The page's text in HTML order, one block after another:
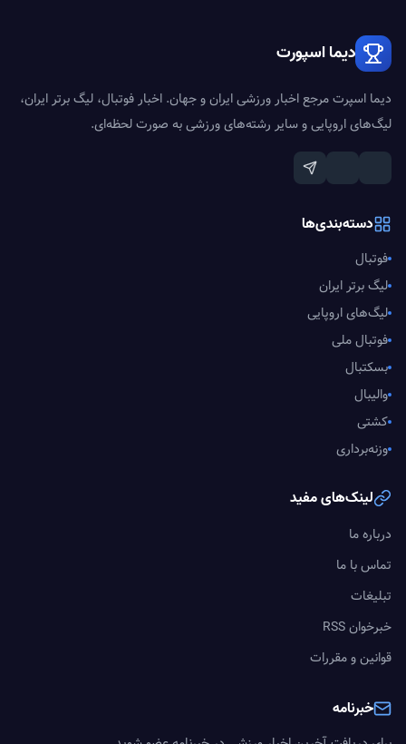
دیما اسپورت
دیما اسپرت مرجع اخبار ورزشی ایران و جهان. اخبار فوتبال، لیگ برتر ایران،
لیگ‌های اروپایی و سایر رشته‌های ورزشی به صورت لحظه‌ای.
دسته‌بندی‌ها
فوتبال
لیگ برتر ایران
لیگ‌های اروپایی
فوتبال ملی
بسکتبال
والیبال
کشتی
وزنه‌برداری
لینک‌های مفید
درباره ما
تماس با ما
تبلیغات
خبرخوان RSS
قوانین و مقررات
خبرنامه